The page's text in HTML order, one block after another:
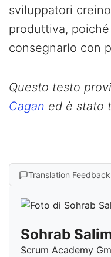
sviluppatori
produttiva,
consegnarlo con
Questo testo
Cagan ed è stato
Translation Feedback
Sohrab
Scrum Academy